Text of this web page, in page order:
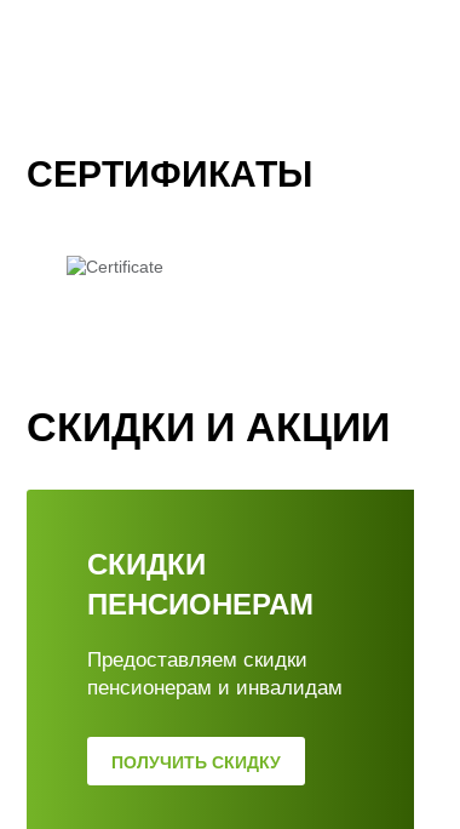
СЕРТИФИКАТЫ
СКИДКИ И АКЦИИ
CКИДКИ
ПЕНСИОНЕРАМ
Предоставляем скидки
пенсионерам и инвалидам
ПОЛУЧИТЬ СКИДКУ